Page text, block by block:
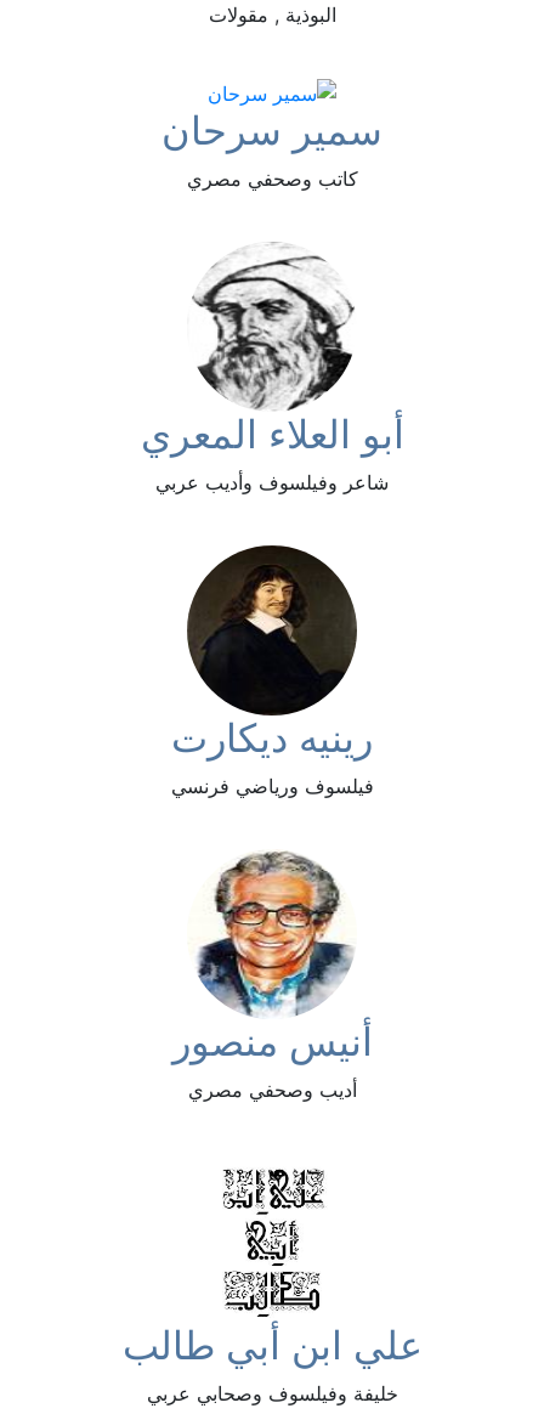
البوذية , مقولات
سمير سرحان
كاتب وصحفي مصري
أبو العلاء المعري
شاعر وفيلسوف وأديب عربي
رينيه ديكارت
فيلسوف ورياضي فرنسي
أنيس منصور
أديب وصحفي مصري
علي ابن أبي طالب
خليفة وفيلسوف وصحابي عربي